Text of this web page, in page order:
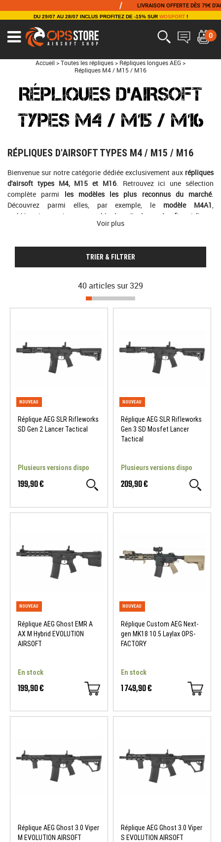
LIVRAISON OFFERTE DÈS 79€ D'ACHAT
DU 29/07 AU 28/07 INCLUS PROFITEZ DE -15% SUR WOSPORT!
0
Accueil > Toutes les répliques > Répliques longues AEG >
Répliques M4 / M15 / M16
RÉPLIQUES D'AIRSOFT
TYPES M4 / M15 / M16
RÉPLIQUES D'AIRSOFT TYPES M4 / M15 / M16
Bienvenue sur notre catégorie dédiée exclusivement aux répliques
d'airsoft types M4, M15 et M16. Retrouvez ici une sélection
complète parmi les modèles les plus reconnus du marché.
Découvrez parmi elles, par exemple, le modèle M4A1,
emblématique et incontournable dans l' univers airsoft , qui figure
parmi les répliques les plus appréciées des joueurs, débutants
entièrement modulable car pourvus derails Picatinnypermettant
. Cesfusils d’assautsont utilisés entre autres
par l’US Army, mais aussi par une grande quantité deforces
dans le monde entier.
Voir plus
TRIER & FILTRER
40 articles sur329
Réplique AEG SLR Rifleworks
SD Gen 2 Lancer Tactical
Plusieurs versions dispo
199,90 €
Réplique AEG SLR Rifleworks
Gen 3 SD Mosfet Lancer
Tactical
Plusieurs versions dispo
209,90 €
NOUVEAU
Réplique AEG Ghost EMR A
AX M Hybrid EVOLUTION
AIRSOFT
En stock
199,90 €
NOUVEAU
Réplique Custom AEG Next-
gen MK18 10.5 Laylax OPS-
FACTORY
En stock
1 749,90 €
Réplique AEG Ghost 3.0 Viper
M EVOLUTION AIRSOFT
Réplique AEG Ghost 3.0 Viper
S EVOLUTION AIRSOFT